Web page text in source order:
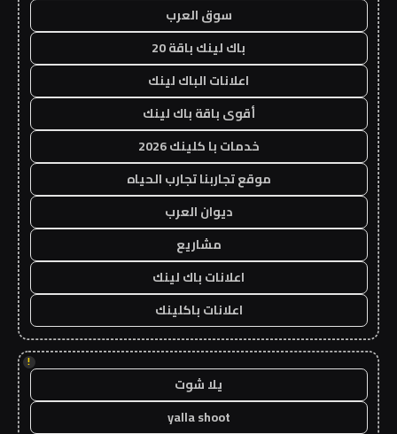
سوق العرب
باك لينك باقة 20
اعلانات الباك لينك
أقوى باقة باك لينك
خدمات با كلينك 2026
موقع تجاربنا تجارب الحياه
ديوان العرب
مشاريع
اعلانات باك لينك
اعلانات باكلينك
!
يلا شوت
yalla shoot